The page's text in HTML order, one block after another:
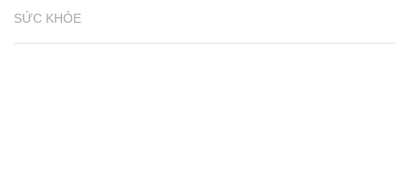
SỨC KHỎE